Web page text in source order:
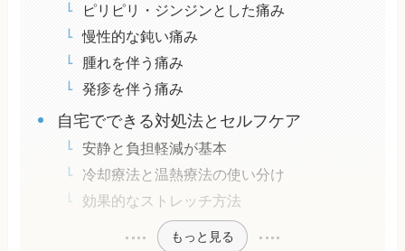
ピリピリ・ジンジンとした痛み
慢性的な鈍い痛み
腫れを伴う痛み
発疹を伴う痛み
自宅でできる対処法とセルフケア
安静と負担軽減が基本
冷却療法と温熱療法の使い分け
効果的なストレッチ方法
もっと見る